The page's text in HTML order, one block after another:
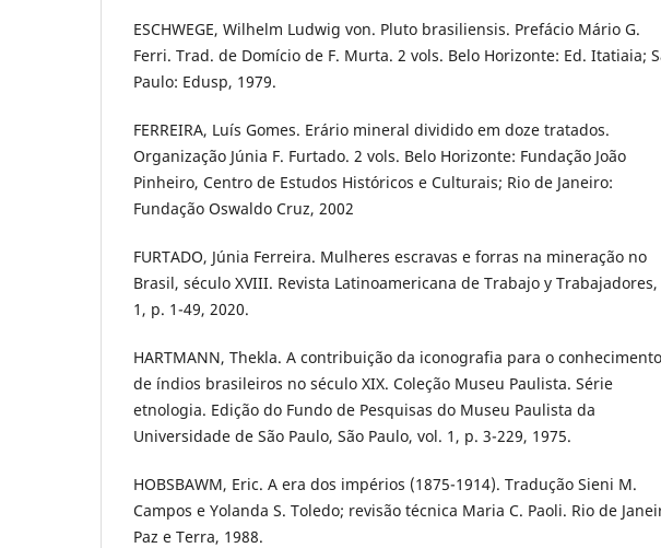
ESCHWEGE, Wilhelm Ludwig von. Pluto brasiliensis. Prefácio Mário G.
Ferri. Trad. de Domício de F. Murta. 2 vols. Belo Horizonte: Ed. Itatiaia;
Paulo: Edusp, 1979.
FERREIRA, Luís Gomes. Erário mineral dividido em doze tratados.
Organização Júnia F. Furtado. 2 vols. Belo Horizonte: Fundação João
Pinheiro, Centro de Estudos Históricos e Culturais; Rio de Janeiro:
Fundação Oswaldo Cruz, 2002
FURTADO, Júnia Ferreira. Mulheres escravas e forras na mineração no
Brasil, século XVIII. Revista Latinoamericana de Trabajo y Trabajadores,
1, p. 1-49, 2020.
HARTMANN, Thekla. A contribuição da iconografia para o conhecimento
de índios brasileiros no século XIX. Coleção Museu Paulista. Série
etnologia. Edição do Fundo de Pesquisas do Museu Paulista da
Universidade de São Paulo, São Paulo, vol. 1, p. 3-229, 1975.
HOBSBAWM, Eric. A era dos impérios (1875-1914). Tradução Sieni M.
Campos e Yolanda S. Toledo; revisão técnica Maria C. Paoli. Rio de
Paz e Terra, 1988.